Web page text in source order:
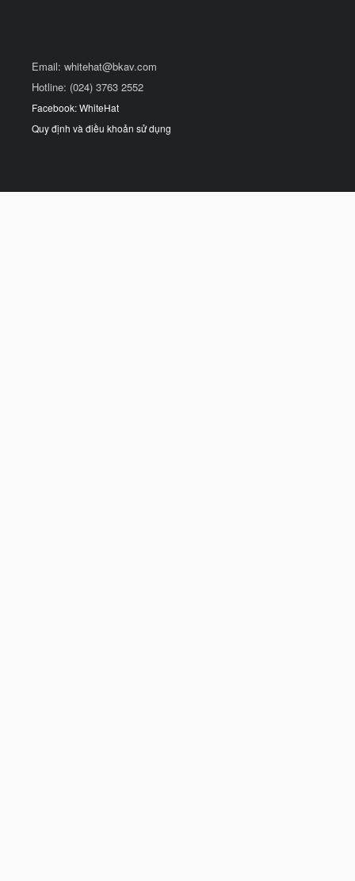
Email: whitehat@bkav.com
Hotline: (024) 3763 2552
Facebook: WhiteHat
Quy định và điều khoản sử dụng